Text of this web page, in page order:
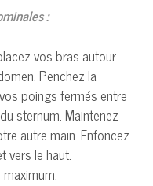
:
vos bras autour
Penchez la
poings fermés entre
sternum. Maintenez
autre main. Enfoncez
vers le haut.